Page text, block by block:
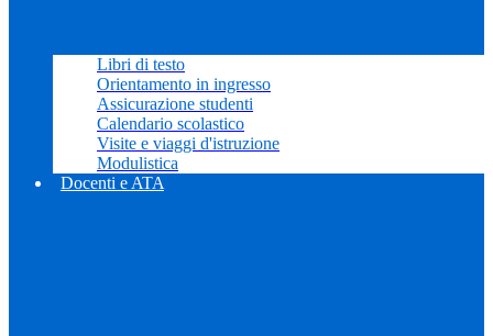
Libri di testo
Orientamento in ingresso
Assicurazione studenti
Calendario scolastico
Visite e viaggi d'istruzione
Modulistica
Docenti e ATA